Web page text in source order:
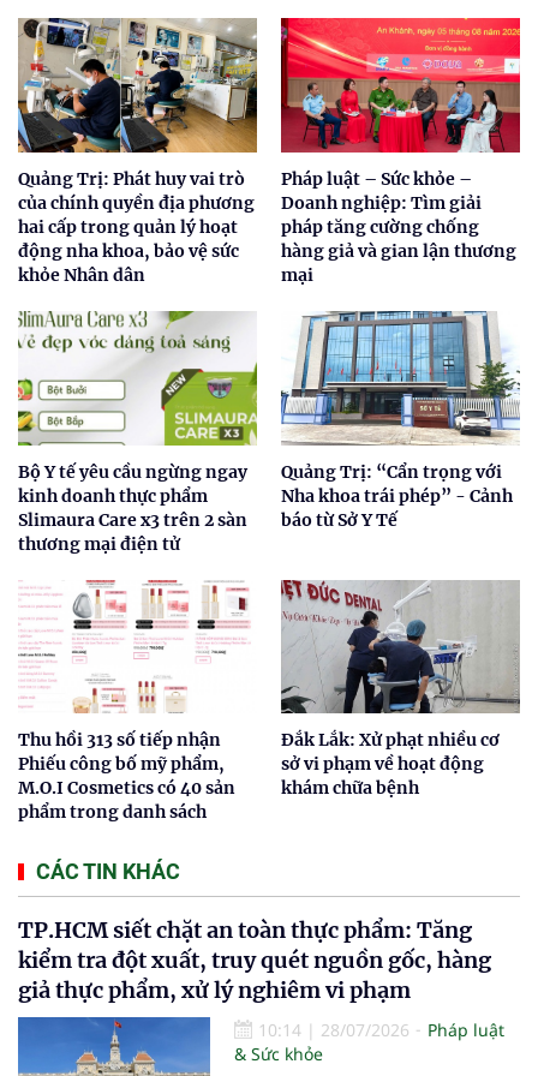
Quảng Trị: Phát huy vai trò
của chính quyền địa phương
hai cấp trong quản lý hoạt
động nha khoa, bảo vệ sức
khỏe Nhân dân
Pháp luật – Sức khỏe –
Doanh nghiệp: Tìm giải
pháp tăng cường chống
hàng giả và gian lận thương
mại
Bộ Y tế yêu cầu ngừng ngay
kinh doanh thực phẩm
Slimaura Care x3 trên 2 sàn
thương mại điện tử
Quảng Trị: “Cẩn trọng với
Nha khoa trái phép” - Cảnh
báo từ Sở Y Tế
Thu hồi 313 số tiếp nhận
Phiếu công bố mỹ phẩm,
M.O.I Cosmetics có 40 sản
phẩm trong danh sách
Đắk Lắk: Xử phạt nhiều cơ
sở vi phạm về hoạt động
khám chữa bệnh
CÁC TIN KHÁC
TP.HCM siết chặt an toàn thực phẩm: Tăng
kiểm tra đột xuất, truy quét nguồn gốc, hàng
giả thực phẩm, xử lý nghiêm vi phạm
10:14 | 28/07/2026
Pháp luật
& Sức khỏe